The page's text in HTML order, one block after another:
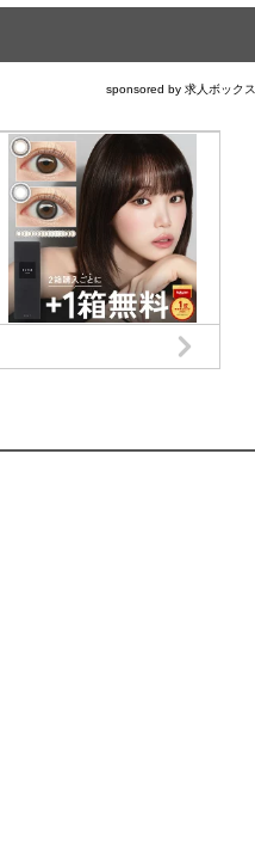
sponsored by 求人ボックス